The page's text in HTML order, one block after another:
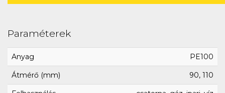
Paraméterek
Anyag PE100
Átmérő (mm) 90, 110